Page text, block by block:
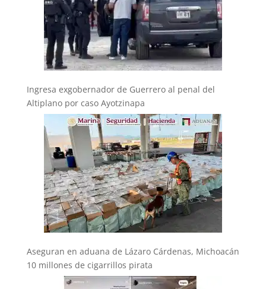
Ingresa exgobernador de Guerrero al penal del
Altiplano por caso Ayotzinapa
Aseguran en aduana de Lázaro Cárdenas, Michoacán
10 millones de cigarrillos pirata